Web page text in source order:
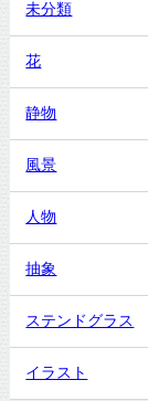
未分類
花
静物
風景
人物
抽象
ステンドグラス
イラスト